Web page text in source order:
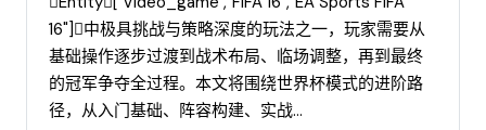
16"]中极具挑战与策略深度的玩法之一，玩家需要从
基础操作逐步过渡到战术布局、临场调整，再到最终
的冠军争夺全过程。本文将围绕世界杯模式的进阶路
径，从入门基础、阵容构建、实战...